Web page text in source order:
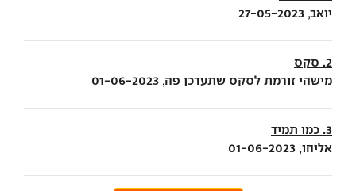
יואב, 27-05-2023
2. סקס
מישהי זורמת לסקס שתעדכן פה, 01-06-2023
3. כמו תמיד
אליהו, 01-06-2023